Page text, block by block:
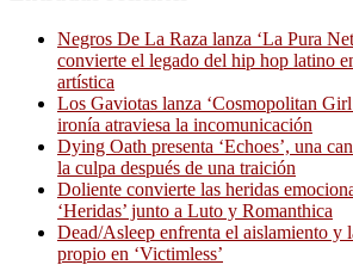
Negros De La Raza lanza ‘La Pura
convierte el legado del hip hop latino
artística
Los Gaviotas lanza ‘Cosmopolitan
ironía atraviesa la incomunicación
Dying Oath presenta ‘Echoes’, una
la culpa después de una traición
Doliente convierte las heridas
‘Heridas’ junto a Luto y Romanthica
Dead/Asleep enfrenta el aislamiento y
propio en ‘Victimless’